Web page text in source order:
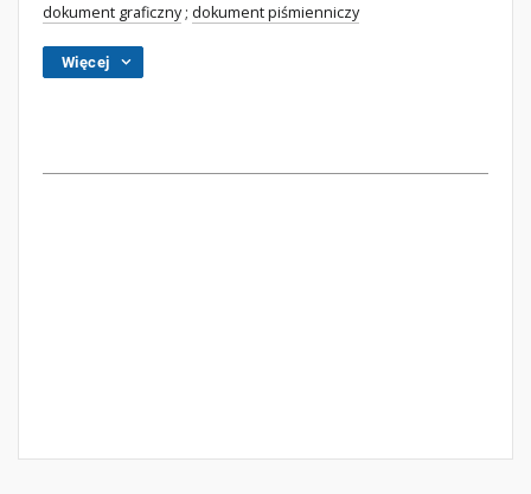
dokument graficzny; dokument piśmienniczy
Więcej